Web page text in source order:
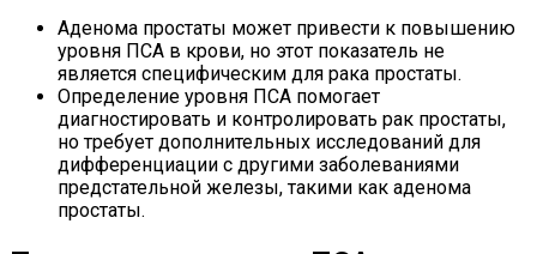
Аденома простаты может привести к повышению
уровня ПСА в крови, но этот показатель не
является специфическим для рака простаты.
Определение уровня ПСА помогает
диагностировать и контролировать рак простаты,
но требует дополнительных исследований для
дифференциации с другими заболеваниями
предстательной железы, такими как аденома
простаты.